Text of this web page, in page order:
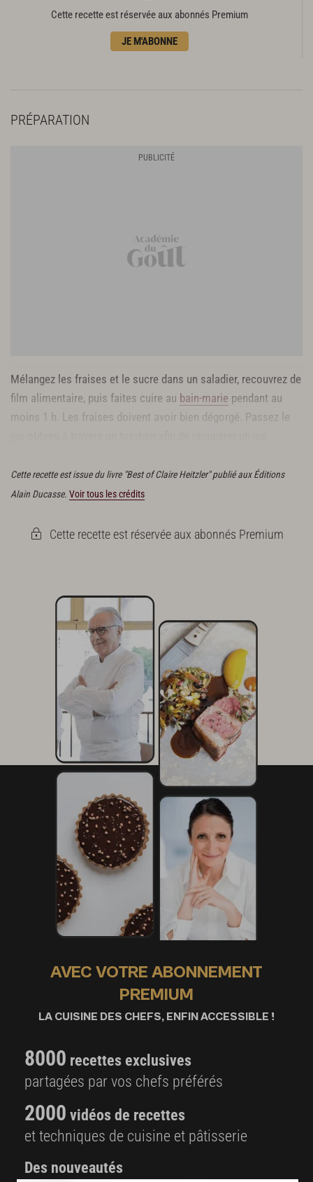
Cette recette est réservée aux abonnés Premium
JE M'ABONNE
PRÉPARATION
Mélangez les fraises et le sucre dans un saladier, recouvrez de
film alimentaire, puis faites cuire au bain-marie pendant au
moins 1 h. Les fraises doivent avoir bien dégorgé. Passez le
Cette recette est issue du livre "Best of Claire Heitzler" publié aux Éditions
Alain Ducasse. Voir tous les crédits
Cette recette est réservée aux abonnés Premium
AVEC VOTRE ABONNEMENT
PREMIUM
LA CUISINE DES CHEFS, ENFIN ACCESSIBLE !
8000 recettes exclusives
partagées par vos chefs préférés
2000 vidéos de recettes
et techniques de cuisine et pâtisserie
Des nouveautés